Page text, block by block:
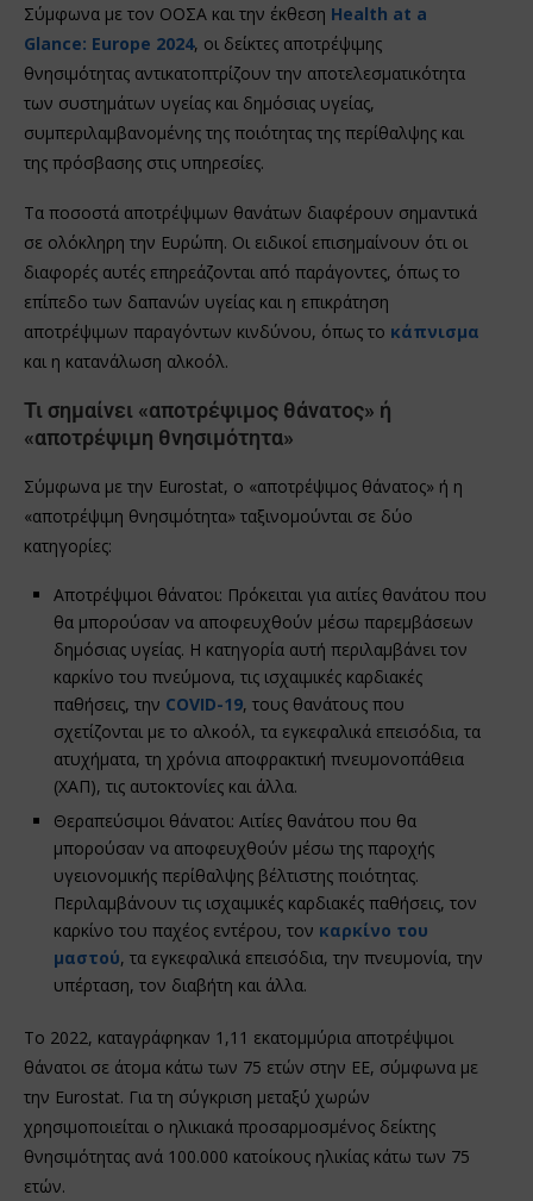
Σύμφωνα με τον ΟΟΣΑ και την έκθεση Health at a
Glance: Europe 2024, οι δείκτες αποτρέψιμης
θνησιμότητας αντικατοπτρίζουν την αποτελεσματικότητα
των συστημάτων υγείας και δημόσιας υγείας,
συμπεριλαμβανομένης της ποιότητας της περίθαλψης και
της πρόσβασης στις υπηρεσίες.
Τα ποσοστά αποτρέψιμων θανάτων διαφέρουν σημαντικά
σε ολόκληρη την Ευρώπη. Οι ειδικοί επισημαίνουν ότι οι
διαφορές αυτές επηρεάζονται από παράγοντες, όπως το
επίπεδο των δαπανών υγείας και η επικράτηση
αποτρέψιμων παραγόντων κινδύνου, όπως το κάπνισμα
και η κατανάλωση αλκοόλ.
Τι σημαίνει «αποτρέψιμος θάνατος» ή
«αποτρέψιμη θνησιμότητα»
Σύμφωνα με την Eurostat, ο «αποτρέψιμος θάνατος» ή η
«αποτρέψιμη θνησιμότητα» ταξινομούνται σε δύο
κατηγορίες:
Αποτρέψιμοι θάνατοι: Πρόκειται για αιτίες θανάτου που
θα μπορούσαν να αποφευχθούν μέσω παρεμβάσεων
δημόσιας υγείας. Η κατηγορία αυτή περιλαμβάνει τον
καρκίνο του πνεύμονα, τις ισχαιμικές καρδιακές
παθήσεις, την COVID-19, τους θανάτους που
σχετίζονται με το αλκοόλ, τα εγκεφαλικά επεισόδια, τα
ατυχήματα, τη χρόνια αποφρακτική πνευμονοπάθεια
(ΧΑΠ), τις αυτοκτονίες και άλλα.
Θεραπεύσιμοι θάνατοι: Αιτίες θανάτου που θα
μπορούσαν να αποφευχθούν μέσω της παροχής
υγειονομικής περίθαλψης βέλτιστης ποιότητας.
Περιλαμβάνουν τις ισχαιμικές καρδιακές παθήσεις, τον
καρκίνο του παχέος εντέρου, τον καρκίνο του
μαστού, τα εγκεφαλικά επεισόδια, την πνευμονία, την
υπέρταση, τον διαβήτη και άλλα.
Το 2022, καταγράφηκαν 1,11 εκατομμύρια αποτρέψιμοι
θάνατοι σε άτομα κάτω των 75 ετών στην ΕΕ, σύμφωνα με
την Eurostat. Για τη σύγκριση μεταξύ χωρών
χρησιμοποιείται ο ηλικιακά προσαρμοσμένος δείκτης
θνησιμότητας ανά 100.000 κατοίκους ηλικίας κάτω των 75
ετών.